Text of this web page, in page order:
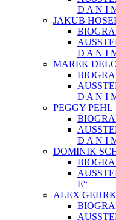
D A N I
JAKUB
D A N I
MAREK
D A N I
PEGGY PEHL
D A N I
DOMINIK
E“
ALEX